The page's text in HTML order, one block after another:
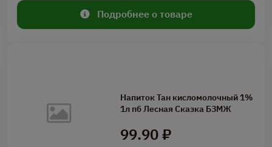
Подробнее о товаре
Напиток Тан кисломолочный 1%
1л пб Лесная Сказка БЗМЖ
99.90 ₽